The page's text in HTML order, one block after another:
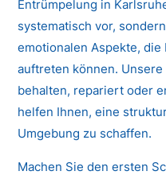
Entrümpelung in
systematisch vor,
emotionalen Aspekte, die
auftreten können.
behalten, repariert oder
helfen Ihnen, eine
Umgebung zu schaffen.
Machen Sie den ersten